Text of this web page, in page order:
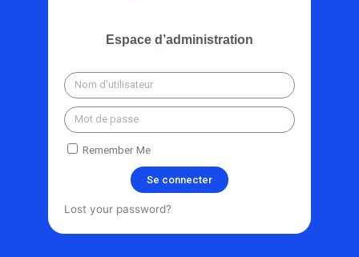
Espace d’administration
Remember Me
Se connecter
Lost your password?